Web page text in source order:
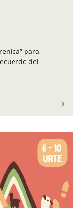
para
del